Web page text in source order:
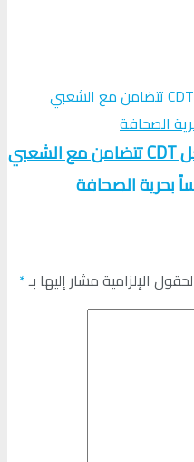
الكونفدرالية الديمقراطية للشغل CDT تتضامن مع الشعبي
بحرية الصحافة
الإلزامية مشار إليها بـ*